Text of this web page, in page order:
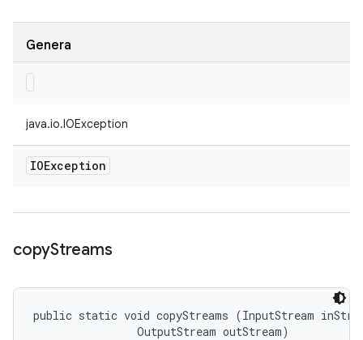
Genera
java.io.IOException
IOException
copyStreams
public static void copyStreams (InputStream
                OutputStream outStream)